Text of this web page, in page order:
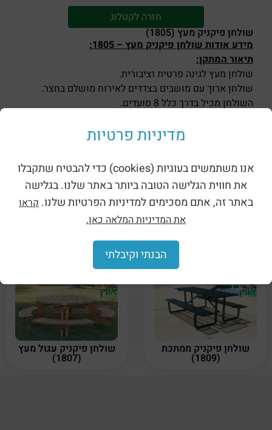
חזרה לקטלוג
שולחן פיקניק מעץ (1805)
מידע אודות שולחן פיקניק מעץ – 1805:
תיאור המתקן:
שולחן מעץ לגינה פרטית וציבורית.
שולחן ארוך עם מושבים בצדדים לאירוח מושלם בחצר.
השולחן מכיל בדרך כלל 8 סועדים.
שולחן פיקניק ממתכת
(1809)
שולחן פיקניק עגול מעץ
(1807)
מדיניות פרטיות
אנו משתמשים בעוגיות (cookies) כדי להבטיח שתקבלו
את חווית הגלישה הטובה ביותר באתר שלנו. בגלישה
באתר זה, אתם מסכימים למדיניות הפרטיות שלנו. קראו
את המדיניות המלאה כאן.
הבנתי וקיבלתי